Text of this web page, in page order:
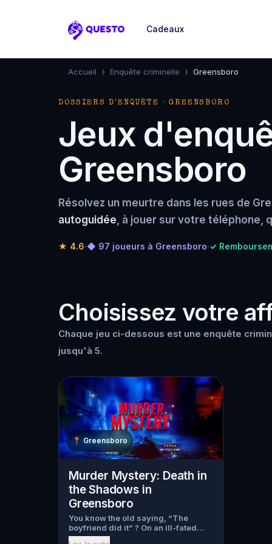
Questo
Cadeaux
Accueil › Enquête criminelle › Greensboro
DOSSIERS D'ENQUÊTE · GREENSBORO
Jeux
Greensboro
Résolvez un meurtre dans les rues de
autoguidée, à jouer sur votre téléphone,
★ 4.6·◆ 97 joueurs à Greensboro·✓
Choisissez votre
Chaque jeu ci-dessous est une enquête
jusqu'à 5.
📍 Greensboro
Murder Mystery: Death in
the Shadows in
Greensboro
You know the old saying, “The
boyfriend did it” ? On an ill-fated
night, love goes terribly wrong for